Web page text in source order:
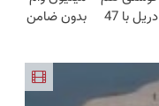
دریل با 47
تخفیف داره
بخرش!🔥
بدون ضامن